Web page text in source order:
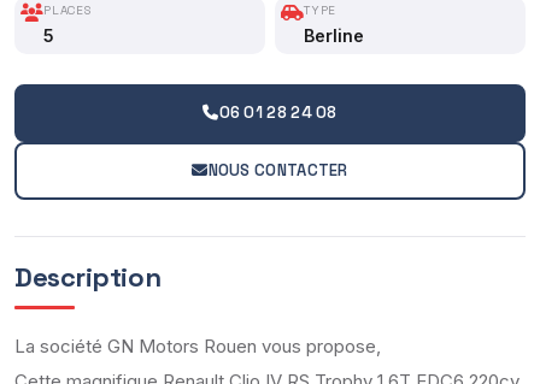
PLACES
5
TYPE
Berline
06 01 28 24 08
NOUS CONTACTER
Description
La société GN Motors Rouen vous propose,